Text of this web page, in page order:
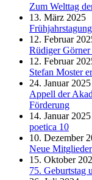
Zum Welttag
13. März 2025
12. Februar
Rüdiger
12. Februar
Stefan Moster
24. Januar 2025
Appell der
Förderung
14. Januar 2025
poetica 10
10. Dezember
Neue Mitglieder
15. Oktober
75. Geburtstag